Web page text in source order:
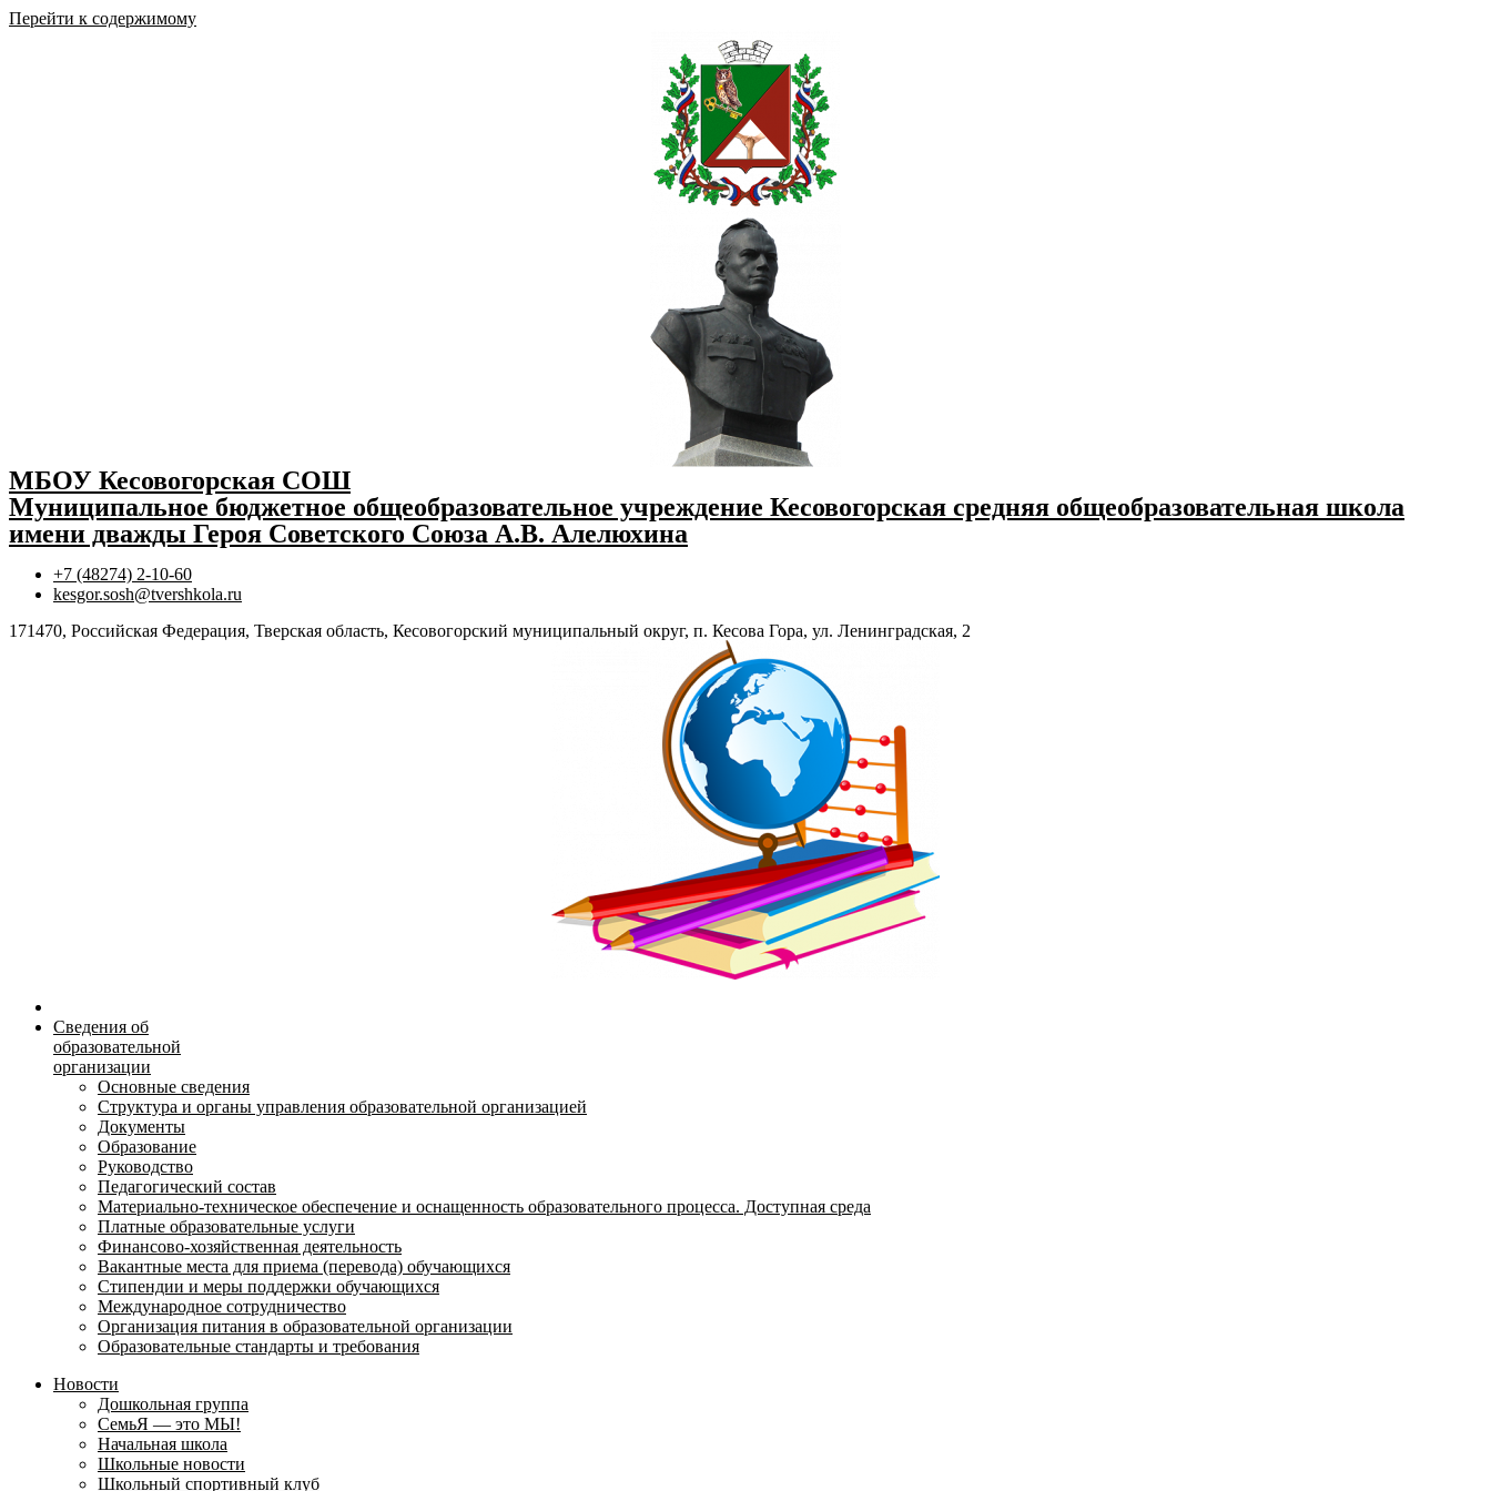
Перейти к содержимому
МБОУ Кесовогорская СОШ
Муниципальное бюджетное общеобразовательное учреждение Кесовогорская средняя общеобразовательная школа
имени дважды Героя Советского Союза А.В. Алелюхина
+7 (48274) 2-10-60
kesgor.sosh@tvershkola.ru
171470, Российская Федерация, Тверская область, Кесовогорский муниципальный округ, п. Кесова Гора, ул. Ленинградская, 2
Сведения об
образовательной
организации
Основные сведения
Структура и органы управления образовательной организацией
Документы
Образование
Руководство
Педагогический состав
Материально-техническое обеспечение и оснащенность образовательного процесса. Доступная среда
Платные образовательные услуги
Финансово-хозяйственная деятельность
Вакантные места для приема (перевода) обучающихся
Стипендии и меры поддержки обучающихся
Международное сотрудничество
Организация питания в образовательной организации
Образовательные стандарты и требования
Новости
Дошкольная группа
СемьЯ — это МЫ!
Начальная школа
Школьные новости
Школьный спортивный клуб